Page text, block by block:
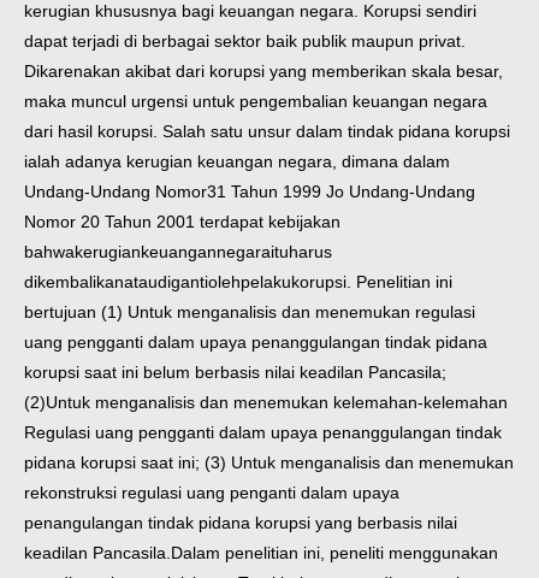
kerugian khususnya bagi keuangan negara. Korupsi sendiri
dapat terjadi di berbagai sektor baik publik maupun privat.
Dikarenakan akibat dari korupsi yang memberikan skala besar,
maka muncul urgensi untuk pengembalian keuangan negara
dari hasil korupsi. Salah satu unsur dalam tindak pidana korupsi
ialah adanya kerugian keuangan negara, dimana dalam
Undang-Undang Nomor31 Tahun 1999 Jo Undang-Undang
Nomor 20 Tahun 2001 terdapat kebijakan
bahwakerugiankeuangannegaraituharus
dikembalikanataudigantiolehpelakukorupsi. Penelitian ini
bertujuan (1) Untuk menganalisis dan menemukan regulasi
uang pengganti dalam upaya penanggulangan tindak pidana
korupsi saat ini belum berbasis nilai keadilan Pancasila;
(2)Untuk menganalisis dan menemukan kelemahan-kelemahan
Regulasi uang pengganti dalam upaya penanggulangan tindak
pidana korupsi saat ini; (3) Untuk menganalisis dan menemukan
rekonstruksi regulasi uang penganti dalam upaya
penangulangan tindak pidana korupsi yang berbasis nilai
keadilan Pancasila.Dalam penelitian ini, peneliti menggunakan